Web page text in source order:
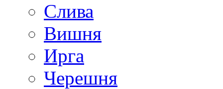
Слива
Вишня
Ирга
Черешня